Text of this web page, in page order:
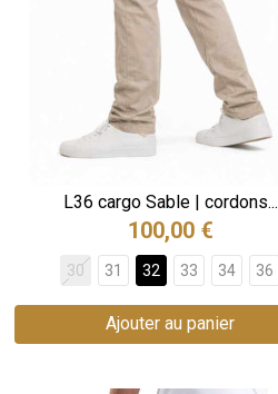
L36 cargo Sable | cordons...
100,00 €
30 31 32 33 34 36
Ajouter au panier